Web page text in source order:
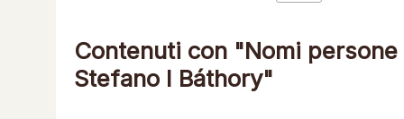
Contenuti con "Nomi
Stefano I Báthory"